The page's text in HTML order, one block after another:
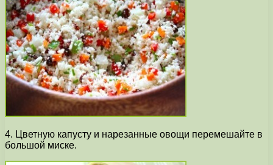
4. Цветную капусту и нарезанные овощи перемешайте в
большой миске.